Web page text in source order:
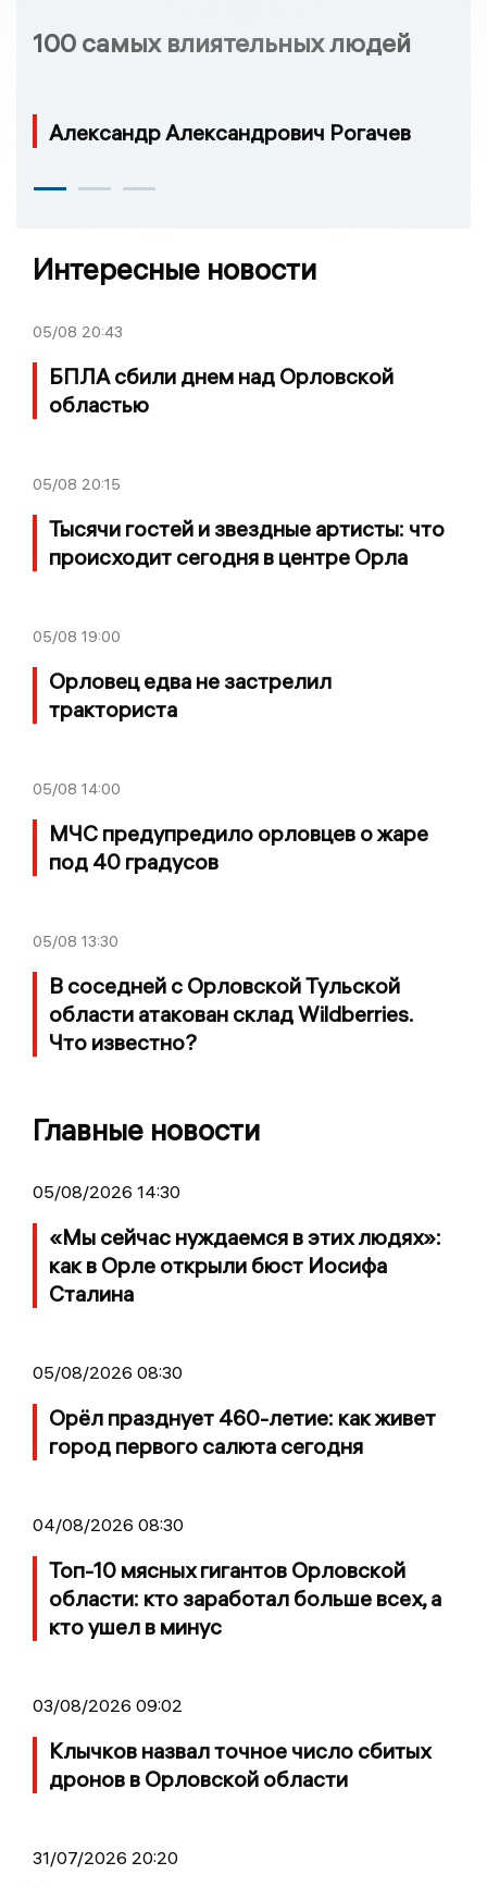
100 самых влиятельных людей
Александр Александрович Рогачев
Интересные новости
05/08 20:43
БПЛА сбили днем над Орловской
областью
05/08 20:15
Тысячи гостей и звездные артисты: что
происходит сегодня в центре Орла
05/08 19:00
Орловец едва не застрелил
тракториста
05/08 14:00
МЧС предупредило орловцев о жаре
под 40 градусов
05/08 13:30
В соседней с Орловской Тульской
области атакован склад Wildberries.
Что известно?
Главные новости
05/08/2026 14:30
«Мы сейчас нуждаемся в этих людях»:
как в Орле открыли бюст Иосифа
Сталина
05/08/2026 08:30
Орёл празднует 460-летие: как живет
город первого салюта сегодня
04/08/2026 08:30
Топ-10 мясных гигантов Орловской
области: кто заработал больше всех, а
кто ушел в минус
03/08/2026 09:02
Клычков назвал точное число сбитых
дронов в Орловской области
31/07/2026 20:20